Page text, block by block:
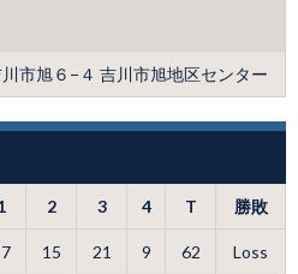
市旭６−４ 吉川市旭地区センター
2 3 4 T 勝敗
15 21 9 62 Loss